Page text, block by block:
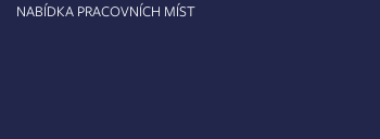
NABÍDKA PRACOVNÍCH MÍST